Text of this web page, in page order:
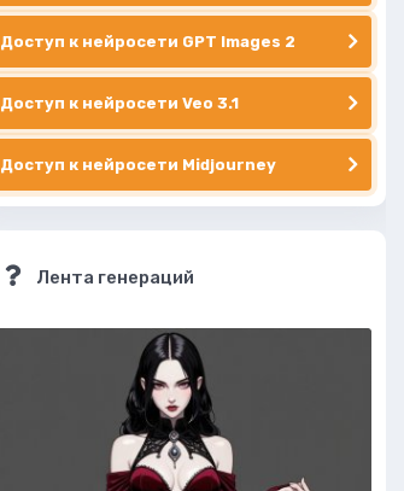
Доступ к нейросети GPT Images 2
Доступ к нейросети Veo 3.1
Доступ к нейросети Midjourney
Лента генераций